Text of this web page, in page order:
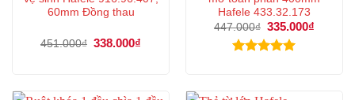
60mm Đồng thau
451.000₫ Giá
338.000₫
Hafele 433.32.173
447.000₫ Giá
gốc
là:
335.000₫